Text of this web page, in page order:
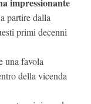
partire dalla
primi decenni
una favola
della vicenda